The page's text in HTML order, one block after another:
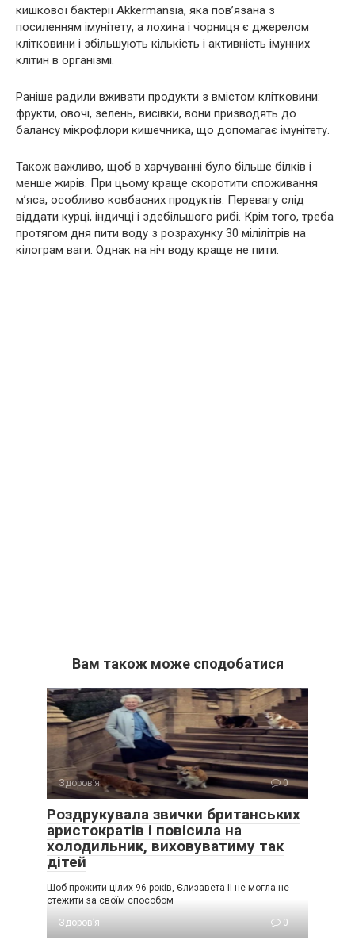
кишкової бактерії Akkermansia, яка пов’язана з
посиленням імунітету, а лохина і чорниця є джерелом
клітковини і збільшують кількість і активність імунних
клітин в організмі.
Раніше радили вживати продукти з вмістом клітковини:
фрукти, овочі, зелень, висівки, вони призводять до
балансу мікрофлори кишечника, що допомагає імунітету.
Також важливо, щоб в харчуванні було більше білків і
менше жирів. При цьому краще скоротити споживання
м’яса, особливо ковбасних продуктів. Перевагу слід
віддати курці, індичці і здебільшого рибі. Крім того, треба
протягом дня пити воду з розрахунку 30 мілілітрів на
кілограм ваги. Однак на ніч воду краще не пити.
Вам також може сподобатися
Здоров’я 0
Роздрукувала звички британських
аристократів і повісила на
холодильник, виховуватиму так
дітей
Щоб прожити цілих 96 років, Єлизавета II не могла не
стежити за своїм способом
Здоров’я
0